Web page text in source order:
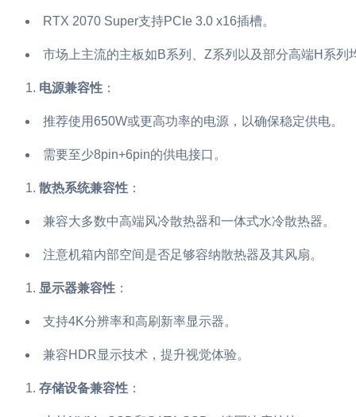
RTX 2070 Super支持PCIe 3.0 x16插槽。
市场上主流的主板如B系列、Z系列以及部分高端H系列
电源兼容性 ：
推荐使用650W或更高功率的电源，以确保稳定供电。
需要至少8pin+6pin的供电接口。
散热系统兼容性 ：
兼容大多数中高端风冷散热器和一体式水冷散热器。
注意机箱内部空间是否足够容纳散热器及其风扇。
显示器兼容性 ：
支持4K分辨率和高刷新率显示器。
兼容HDR显示技术，提升视觉体验。
存储设备兼容性 ：